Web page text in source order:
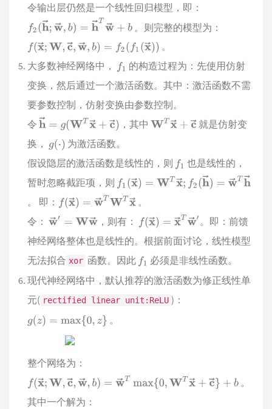
令输出层仍然是一个线性回归模型，即：
。则完整的模型为：
。
大多数神经网络中，
的构造过程为：先使用仿射
变换，然后通过一个激活函数。其中：激活函数不需
要参数控制，仿射变换由参数控制。
令
，其中
就是仿射变
换，
为激活函数。
假设隐层的激活函数是线性的，则
也是线性的，
暂时忽略截距项，则
。 即：
。
令：
，则有：
。即：前馈
神经网络整体也是线性的。根据前面讨论，线性模型
无法拟合 xor 函数。因此
必须是非线性函数。
现代神经网络中，默认推荐的激活函数为修正线性单
元( rectified linear unit:ReLU )：
。
整个网络为：
。
其中一个解为：